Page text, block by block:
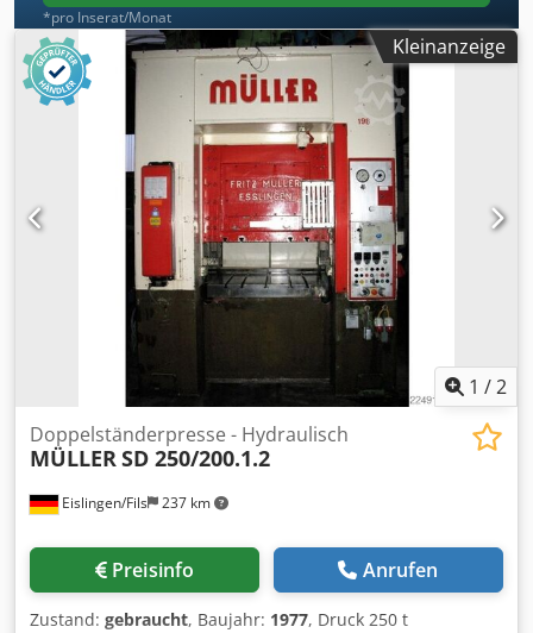
*pro Inserat/Monat
Kleinanzeige
1 /2
Eislingen/Fils 237 km
Doppelständerpresse - Hydraulisch
MÜLLERSD 250/200.1.2
Preisinfo Anrufen
Zustand: gebraucht, Baujahr: 1977, Druck 250 t